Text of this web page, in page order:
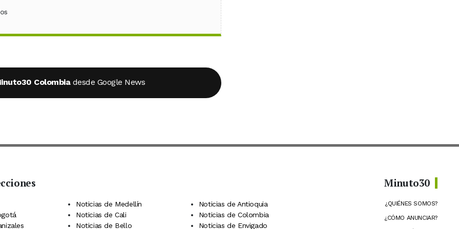
WhatsApp
Colombia desde Google News
Noticias de Medellín
Noticias de Antioquia
Noticias de Cali
Noticias de Colombia
Noticias de Bello Noticias de Envigado
Minuto30
¿QUIÉNES SOMOS?
¿CÓMO ANUNCIAR?